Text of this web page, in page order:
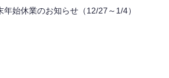
年始休業のお知らせ（12/27～1/4）